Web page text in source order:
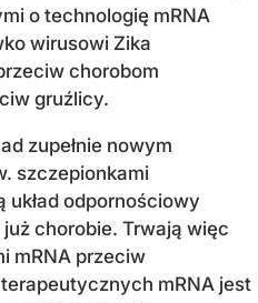
o technologię mRNA
wirusowi Zika
chorobom
gruźlicy.
zupełnie nowym
szczepionkami
odpornościowy
chorobie. Trwają więc
mRNA przeciw
mRNA jest